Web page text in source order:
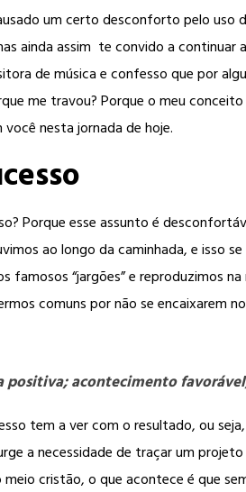
um certo desconforto pelo uso
ainda assim te convido a
de música e confesso que por
me travou? Porque o meu
nesta jornada de hoje.
Porque esse assunto é
ao longo da caminhada, e isso
famosos “jargões” e reproduzimos
comuns por não se encaixarem
positiva; acontecimento
tem a ver com o resultado, ou
a necessidade de traçar um
cristão, o que acontece é que